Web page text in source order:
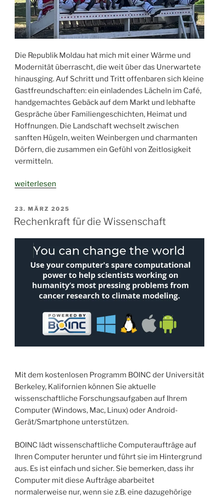
Die Republik Moldau hat mich mit einer Wärme und
Modernität überrascht, die weit über das Unerwartete
hinausging. Auf Schritt und Tritt offenbaren sich kleine
Gastfreundschaften: ein einladendes Lächeln im Café,
handgemachtes Gebäck auf dem Markt und lebhafte
Gespräche über Familiengeschichten, Heimat und
Hoffnungen. Die Landschaft wechselt zwischen
sanften Hügeln, weiten Weinbergen und charmanten
Dörfern, die zusammen ein Gefühl von Zeitlosigkeit
vermitteln.
„Das
Land
Europas
Reisebericht“
weiterlesen
VERÖFFENTLICHT
AM
23. MÄRZ 2025
Rechenkraft für die Wissenschaft
Mit dem kostenlosen Programm BOINC der Universität
Berkeley, Kalifornien können Sie aktuelle
wissenschaftliche Forschungsaufgaben auf Ihrem
Computer (Windows, Mac, Linux) oder Android-
Gerät/Smartphone unterstützen.
BOINC lädt wissenschaftliche Computeraufträge auf
Ihren Computer herunter und führt sie im Hintergrund
aus. Es ist einfach und sicher. Sie bemerken, dass ihr
Computer mit diese Aufträge abarbeitet
normalerweise nur, wenn sie z.B. eine dazugehörige